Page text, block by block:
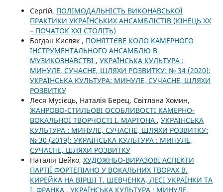
Сергій, ПОЛІМОДАЛЬНІСТЬ ВИКОНАВСЬКОЇ
ПРАКТИКИ УКРАЇНСЬКИХ АНСАМБЛІСТІВ (КІНЕЦЬ ХХ
– ПОЧАТОК ХХІ СТОЛІТЬ)
Богдан Кисляк , ПОНЯТТЄВЕ КОЛО КАМЕРНОГО
ІНСТРУМЕНТАЛЬНОГО АНСАМБЛЮ В
МУЗИКОЗНАВСТВІ , УКРАЇНСЬКА КУЛЬТУРА :
МИНУЛЕ, СУЧАСНЕ, ШЛЯХИ РОЗВИТКУ: № 34 (2020):
УКРАЇНСЬКА КУЛЬТУРА: МИНУЛЕ, СУЧАСНЕ, ШЛЯХИ
РОЗВИТКУ
Леся Мусієць, Наталія Берец, Світлана Хомин,
ЖАНРОВО-СТИЛЬОВІ ОСОБЛИВОСТІ КАМЕРНО-
ВОКАЛЬНОЇ ТВОРЧОСТІ І. МАРТОНА , УКРАЇНСЬКА
КУЛЬТУРА : МИНУЛЕ, СУЧАСНЕ, ШЛЯХИ РОЗВИТКУ:
№ 30 (2019): УКРАЇНСЬКА КУЛЬТУРА : МИНУЛЕ,
СУЧАСНЕ, ШЛЯХИ РОЗВИТКУ
Наталія Цейко, ХУДОЖНЬО-ВИРАЗОВІ АСПЕКТИ
ПАРТІЇ ФОРТЕПІАНО У ВОКАЛЬНИХ ТВОРАХ В.
КИРЕЙКА НА ВІРШІ Т. ШЕВЧЕНКА, ЛЕСІ УКРАЇНКИ ТА
І. ФРАНКА , УКРАЇНСЬКА КУЛЬТУРА : МИНУЛЕ,